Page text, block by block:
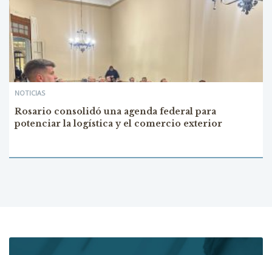
NOTICIAS
Rosario consolidó una agenda federal para
potenciar la logística y el comercio exterior